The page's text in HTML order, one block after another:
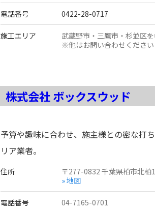
電話番号 0422-28-0717
施工エリア
武蔵野市・三鷹市・杉並区
※他はお問い合わせください
株式会社 ボックスウッド
予算や趣味に合わせ、施主様との密な打
リア業者。
住所 〒277-0832 千葉県柏市北
» 地図
電話番号 04-7165-0701